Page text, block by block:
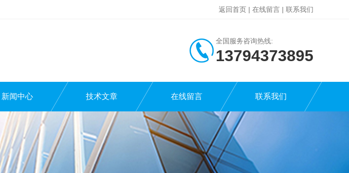
返回首页 | 在线留言 | 联系我们
全国服务咨询热线:
13794373895
新闻中心 技术文章 在线留言 联系我们